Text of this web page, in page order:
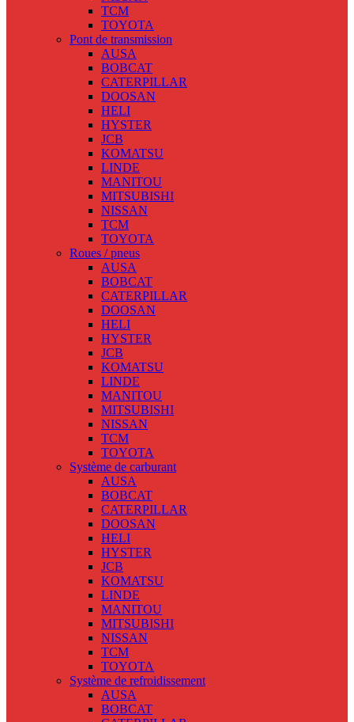
TCM
TOYOTA
Pont de transmission
AUSA
BOBCAT
CATERPILLAR
DOOSAN
HELI
HYSTER
JCB
KOMATSU
LINDE
MANITOU
MITSUBISHI
NISSAN
TCM
TOYOTA
Roues / pneus
AUSA
BOBCAT
CATERPILLAR
DOOSAN
HELI
HYSTER
JCB
KOMATSU
LINDE
MANITOU
MITSUBISHI
NISSAN
TCM
TOYOTA
Système de carburant
AUSA
BOBCAT
CATERPILLAR
DOOSAN
HELI
HYSTER
JCB
KOMATSU
LINDE
MANITOU
MITSUBISHI
NISSAN
TCM
TOYOTA
Système de refroidissement
AUSA
BOBCAT